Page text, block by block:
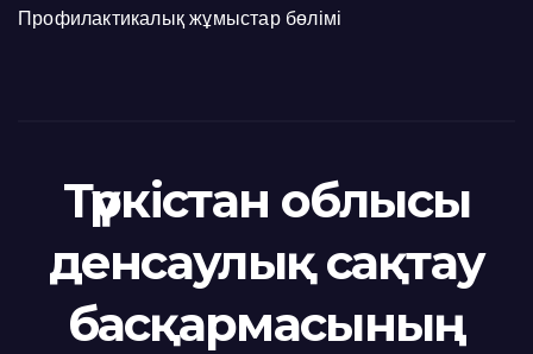
Профилактикалық жұмыстар бөлімі
Түркістан облысы
денсаулық сақтау
басқармасының